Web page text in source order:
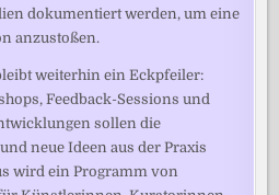
dokumentiert werden, um eine
anzustoßen.
weiterhin ein Eckpfeiler:
Feedback-Sessions und
sollen die
neue Ideen aus der Praxis
wird ein Programm von